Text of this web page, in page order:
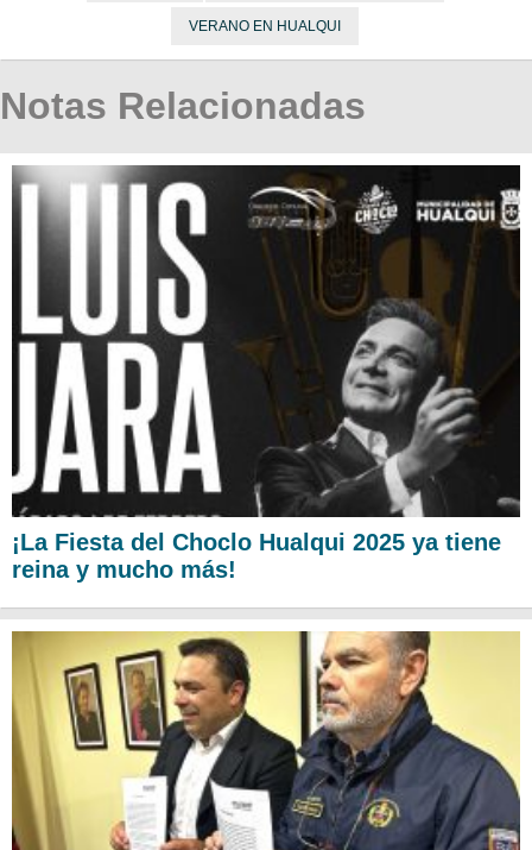
VERANO EN HUALQUI
Notas Relacionadas
¡La Fiesta del Choclo Hualqui 2025 ya tiene
reina y mucho más!